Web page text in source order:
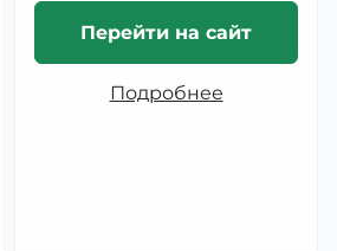
Перейти на сайт
Подробнее